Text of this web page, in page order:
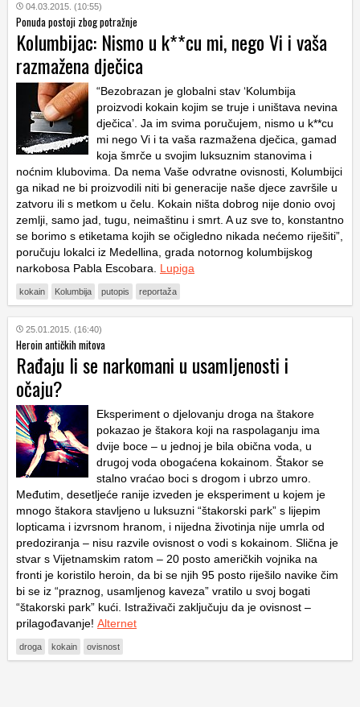
04.03.2015. (10:55)
Ponuda postoji zbog potražnje
Kolumbijac: Nismo u k**cu mi, nego Vi i vaša
razmažena dječica
“Bezobrazan je globalni stav ‘Kolumbija
proizvodi kokain kojim se truje i uništava nevina
dječica’. Ja im svima poručujem, nismo u k**cu
mi nego Vi i ta vaša razmažena dječica, gamad
koja šmrče u svojim luksuznim stanovima i
noćnim klubovima. Da nema Vaše odvratne ovisnosti, Kolumbijci
ga nikad ne bi proizvodili niti bi generacije naše djece završile u
zatvoru ili s metkom u čelu. Kokain ništa dobrog nije donio ovoj
zemlji, samo jad, tugu, neimaštinu i smrt. A uz sve to, konstantno
se borimo s etiketama kojih se očigledno nikada nećemo riješiti”,
poručuju lokalci iz Medellina, grada notornog kolumbijskog
narkobosa Pabla Escobara. Lupiga
kokain Kolumbija putopis reportaža
25.01.2015. (16:40)
Heroin antičkih mitova
Rađaju li se narkomani u usamljenosti i
očaju?
Eksperiment o djelovanju droga na štakore
pokazao je štakora koji na raspolaganju ima
dvije boce – u jednoj je bila obična voda, u
drugoj voda obogaćena kokainom. Štakor se
stalno vraćao boci s drogom i ubrzo umro.
Međutim, desetljeće ranije izveden je eksperiment u kojem je
mnogo štakora stavljeno u luksuzni “štakorski park” s lijepim
lopticama i izvrsnom hranom, i nijedna životinja nije umrla od
predoziranja – nisu razvile ovisnost o vodi s kokainom. Slična je
stvar s Vijetnamskim ratom – 20 posto američkih vojnika na
fronti je koristilo heroin, da bi se njih 95 posto riješilo navike čim
bi se iz “praznog, usamljenog kaveza” vratilo u svoj bogati
“štakorski park” kući. Istraživači zaključuju da je ovisnost –
prilagođavanje! Alternet
droga kokain ovisnost